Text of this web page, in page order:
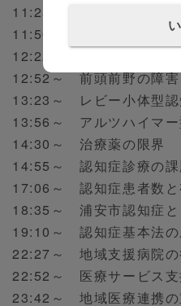
11:25～ アルツハイマー
11:50～ 中核症状と周辺
12:22～ アルツハイマー
12:52～ 前頭前野の障害
13:23～ レビー小体型認
13:56～ アルツハイマー
14:30～ 治療薬の限界
14:55～ 認知症診療の
17:06～ 認知症患者数と
18:35～ 浦安市認知症と
19:10～ 認知症基本法の
22:27～ 地域支援病院の
22:52～ 医療サービス支
23:42～ 地域医療連携の